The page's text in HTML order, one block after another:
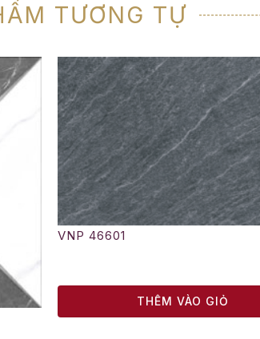
TƯƠNG TỰ
VNP 46601
THÊM VÀO GIỎ